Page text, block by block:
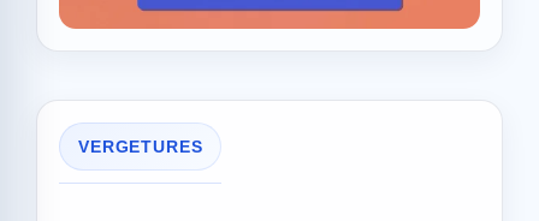
VERGETURES